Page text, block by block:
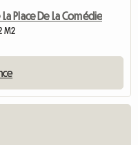
Place De La Comédie
M2